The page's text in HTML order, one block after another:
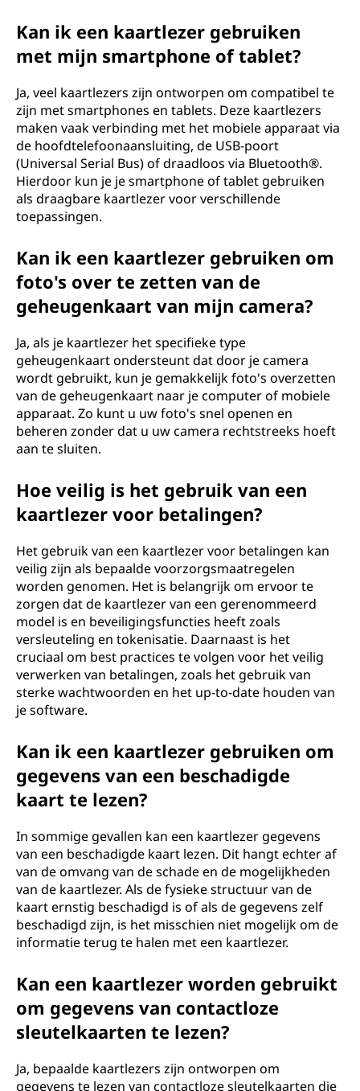
Kan ik een kaartlezer gebruiken
met mijn smartphone of tablet?
Ja, veel kaartlezers zijn ontworpen om compatibel te
zijn met smartphones en tablets. Deze kaartlezers
maken vaak verbinding met het mobiele apparaat via
de hoofdtelefoonaansluiting, de USB-poort
(Universal Serial Bus) of draadloos via Bluetooth®.
Hierdoor kun je je smartphone of tablet gebruiken
als draagbare kaartlezer voor verschillende
toepassingen.
Kan ik een kaartlezer gebruiken om
foto's over te zetten van de
geheugenkaart van mijn camera?
Ja, als je kaartlezer het specifieke type
geheugenkaart ondersteunt dat door je camera
wordt gebruikt, kun je gemakkelijk foto's overzetten
van de geheugenkaart naar je computer of mobiele
apparaat. Zo kunt u uw foto's snel openen en
beheren zonder dat u uw camera rechtstreeks hoeft
aan te sluiten.
Hoe veilig is het gebruik van een
kaartlezer voor betalingen?
Het gebruik van een kaartlezer voor betalingen kan
veilig zijn als bepaalde voorzorgsmaatregelen
worden genomen. Het is belangrijk om ervoor te
zorgen dat de kaartlezer van een gerenommeerd
model is en beveiligingsfuncties heeft zoals
versleuteling en tokenisatie. Daarnaast is het
cruciaal om best practices te volgen voor het veilig
verwerken van betalingen, zoals het gebruik van
sterke wachtwoorden en het up-to-date houden van
je software.
Kan ik een kaartlezer gebruiken om
gegevens van een beschadigde
kaart te lezen?
In sommige gevallen kan een kaartlezer gegevens
van een beschadigde kaart lezen. Dit hangt echter af
van de omvang van de schade en de mogelijkheden
van de kaartlezer. Als de fysieke structuur van de
kaart ernstig beschadigd is of als de gegevens zelf
beschadigd zijn, is het misschien niet mogelijk om de
informatie terug te halen met een kaartlezer.
Kan een kaartlezer worden gebruikt
om gegevens van contactloze
sleutelkaarten te lezen?
Ja, bepaalde kaartlezers zijn ontworpen om
gegevens te lezen van contactloze sleutelkaarten die